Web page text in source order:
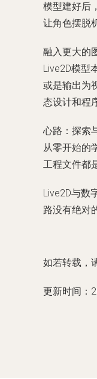
模型建好后
让角色摆脱
融入更大的
Live2D模型
或是输出为
态设计和程
心路：探索
从零开始的
工程文件都
Live2D与数
路没有绝对
如若转载，
更新时间：